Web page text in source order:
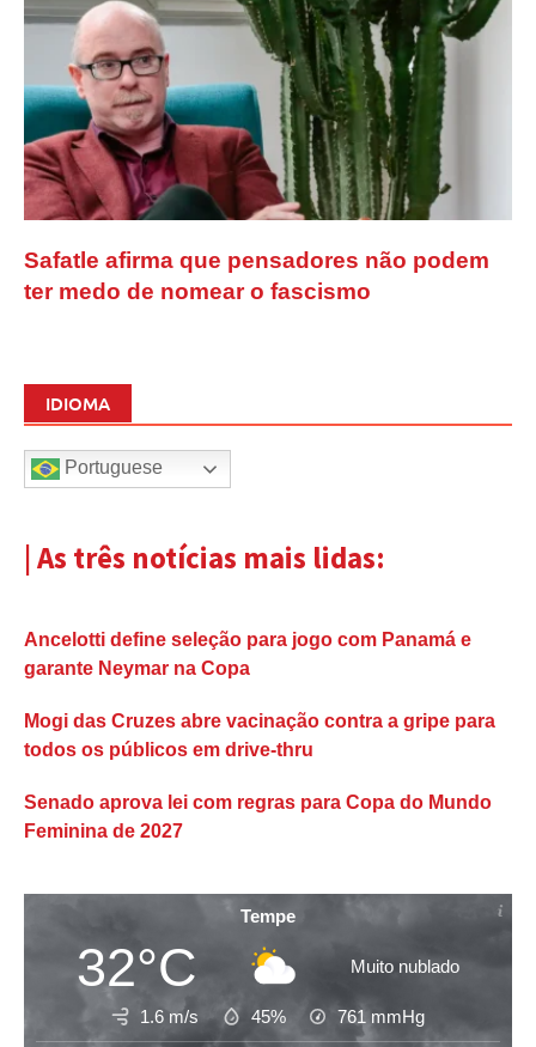
Safatle afirma que pensadores não podem
ter medo de nomear o fascismo
IDIOMA
Portuguese
| As três notícias mais lidas:
Ancelotti define seleção para jogo com Panamá e
garante Neymar na Copa
Mogi das Cruzes abre vacinação contra a gripe para
todos os públicos em drive-thru
Senado aprova lei com regras para Copa do Mundo
Feminina de 2027
Tempe
32°C Muito nublado
1.6 m/s 45% 761 mmHg